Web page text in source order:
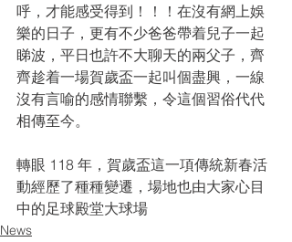
呼，才能感受得到！！！在沒有網上娛
樂的日子，更有不少爸爸帶着兒子一起
睇波，平日也許不大聊天的兩父子，齊
齊趁着一場賀歲盃一起叫個盡興，一線
沒有言喻的感情聯繫，令這個習俗代代
相傳至今。
轉眼 118 年，賀歲盃這一項傳統新春活
動經歷了種種變遷，場地也由大家心目
中的足球殿堂大球場
News